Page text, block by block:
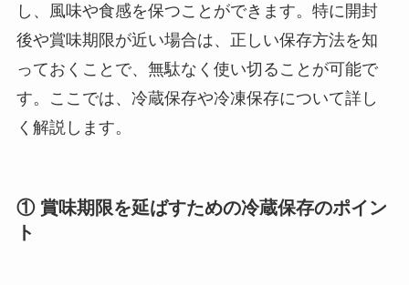
し、風味や食感を保つことができます。特に開封
後や賞味期限が近い場合は、正しい保存方法を知
っておくことで、無駄なく使い切ることが可能で
す。ここでは、冷蔵保存や冷凍保存について詳し
く解説します。
① 賞味期限を延ばすための冷蔵保存のポイン
ト